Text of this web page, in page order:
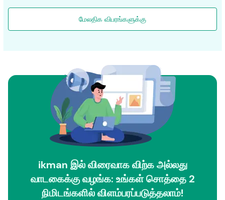
மேலதிக விபரங்களுக்கு
ikman இல் விரைவாக விற்க அல்லது
வாடகைக்கு வழங்க: உங்கள் சொத்தை 2
நிமிடங்களில் விளம்பரப்படுத்தலாம்!